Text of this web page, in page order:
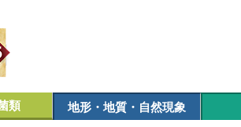
類 地形・地質・自然現象